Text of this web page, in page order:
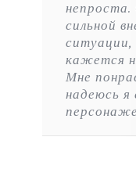
сильной
кажется
Мне
надеюсь я